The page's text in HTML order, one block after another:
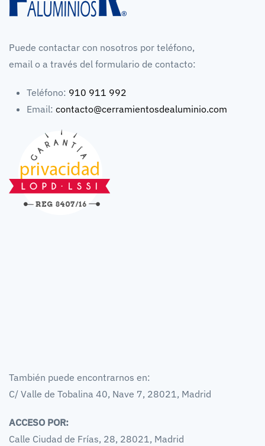
Puede contactar con nosotros por teléfono,
email o a través del formulario de contacto:
Teléfono: 910 911 992
Email: contacto@cerramientosdealuminio.com
También puede encontrarnos en:
C/ Valle de Tobalina 40, Nave 7, 28021, Madrid
ACCESO POR:
Calle Ciudad de Frías, 28, 28021, Madrid